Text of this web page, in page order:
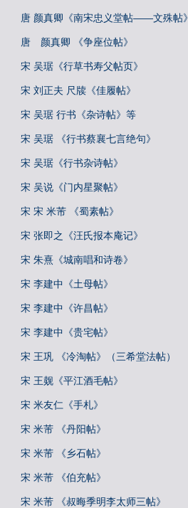
唐 颜真卿《南宋忠义堂帖——文殊帖》
唐 颜真卿 《争座位帖》
宋 吴琚《行草书寿父帖页》
宋 刘正夫 尺牍《佳履帖》
宋 吴琚 行书《杂诗帖》等
宋 吴琚 《行书蔡襄七言绝句》
宋 吴琚《行书杂诗帖》
宋 吴说《门内星聚帖》
宋 宋 米芾 《蜀素帖》
宋 张即之《汪氏报本庵记》
宋 朱熹《城南唱和诗卷》
宋 李建中《土母帖》
宋 李建中《许昌帖》
宋 李建中《贵宅帖》
宋 王巩 《冷淘帖》（三希堂法帖）
宋 王觌《平江酒毛帖》
宋 米友仁《手札》
宋 米芾 《丹阳帖》
宋 米芾 《乡石帖》
宋 米芾 《伯充帖》
宋 米芾 《叔晦季明李太师三帖》